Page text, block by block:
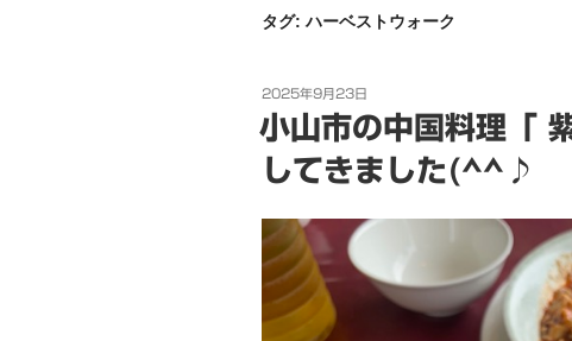
タグ:ハーベストウォーク
投
稿
日:
2025年9月23日
小山市の中国料理「
してきました(^^♪